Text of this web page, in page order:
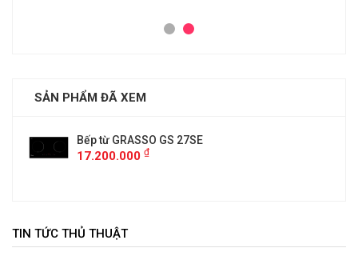
SẢN PHẨM ĐÃ XEM
Bếp từ GRASSO GS 27SE
17.200.000 ₫
TIN TỨC THỦ THUẬT